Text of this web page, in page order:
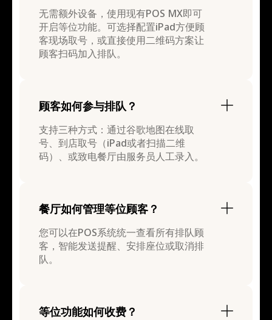
无需额外设备，使用现有POS MX即可
开启等位功能。可选择配置iPad方便顾
客现场取号，或直接使用二维码方案让
顾客扫码加入排队。
顾客如何参与排队？
支持三种方式：通过谷歌地图在线取
号、到店取号（iPad或者扫描二维
码）、或致电餐厅由服务员人工录入。
餐厅如何管理等位顾客？
您可以在POS系统统一查看所有排队顾
客，智能发送提醒、安排座位或取消排
队。
等位功能如何收费？